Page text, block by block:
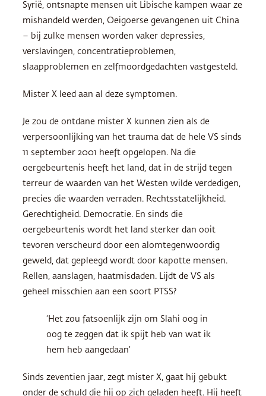
Syrië, ontsnapte mensen uit Libische kampen waar ze
mishandeld werden, Oeigoerse gevangenen uit China
– bij zulke mensen worden vaker depressies,
verslavingen, concentratieproblemen,
slaapproblemen en zelfmoordgedachten vastgesteld.
Mister X leed aan al deze symptomen.
Je zou de ontdane mister X kunnen zien als de
verpersoonlijking van het trauma dat de hele VS sinds
11 september 2001 heeft opgelopen. Na die
oergebeurtenis heeft het land, dat in de strijd tegen
terreur de waarden van het Westen wilde verdedigen,
precies die waarden verraden. Rechtsstatelijkheid.
Gerechtigheid. Democratie. En sinds die
oergebeurtenis wordt het land sterker dan ooit
tevoren verscheurd door een alomtegenwoordig
geweld, dat gepleegd wordt door kapotte mensen.
Rellen, aanslagen, haatmisdaden. Lijdt de VS als
geheel misschien aan een soort PTSS?
‘Het zou fatsoenlijk zijn om Slahi oog in
oog te zeggen dat ik spijt heb van wat ik
hem heb aangedaan’
Sinds zeventien jaar, zegt mister X, gaat hij gebukt
onder de schuld die hij op zich geladen heeft. Hij heeft